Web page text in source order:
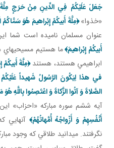
جَعَلَ عَلَيْكُمْ فِي الدِّينِ مِنْ حَرَجٍ
«خذوا»﴿مِلَّةَ أَبيكُمْ إِبْراهيمَ هُوَ
عنوان مسلمان ناميده است شما
أَبيكُمْ إِبْراهيمَ﴾ما هستيم مسيحي هاي
ابراهيمي هستند، هستند﴿مِلَّةَ
في‏ هذا لِيَكُونَ الرَّسُولُ شَهيداً
الصَّلاةَ وَ آتُوا الزَّكاةَ وَ اعْتَصِمُوا بِاللَّهِ
آيه ششم سوره مبارکه «احزاب»
أَنْفُسِهِمْ وَ أَزْواجُهُ أُمَّهاتُهُمْ﴾ آنهايي
نگرفتند. مي دانيد طلاقي که